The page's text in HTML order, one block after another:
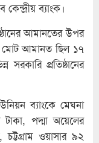
ব্যাংক।
আমানতের উপর
মোট আমানত ছিল ১৭
প্রতিষ্ঠানের
ব্যাংকে মেঘনা
পদ্মা অয়েলের
ওয়াসার ৯২